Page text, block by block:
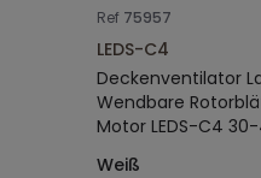
Ref 75957
LEDS-C4
Deckenventilator
Wendbare
Motor LEDS-C4
Weiß